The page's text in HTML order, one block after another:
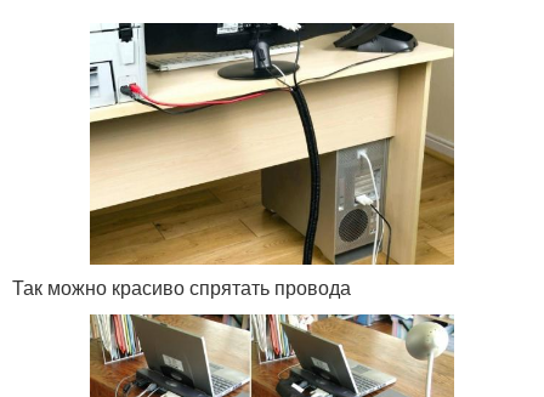
Так можно красиво спрятать провода